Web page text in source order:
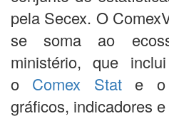
pela Secex. O
se soma ao
ministério, que
o Comex State o
gráficos, indicadores